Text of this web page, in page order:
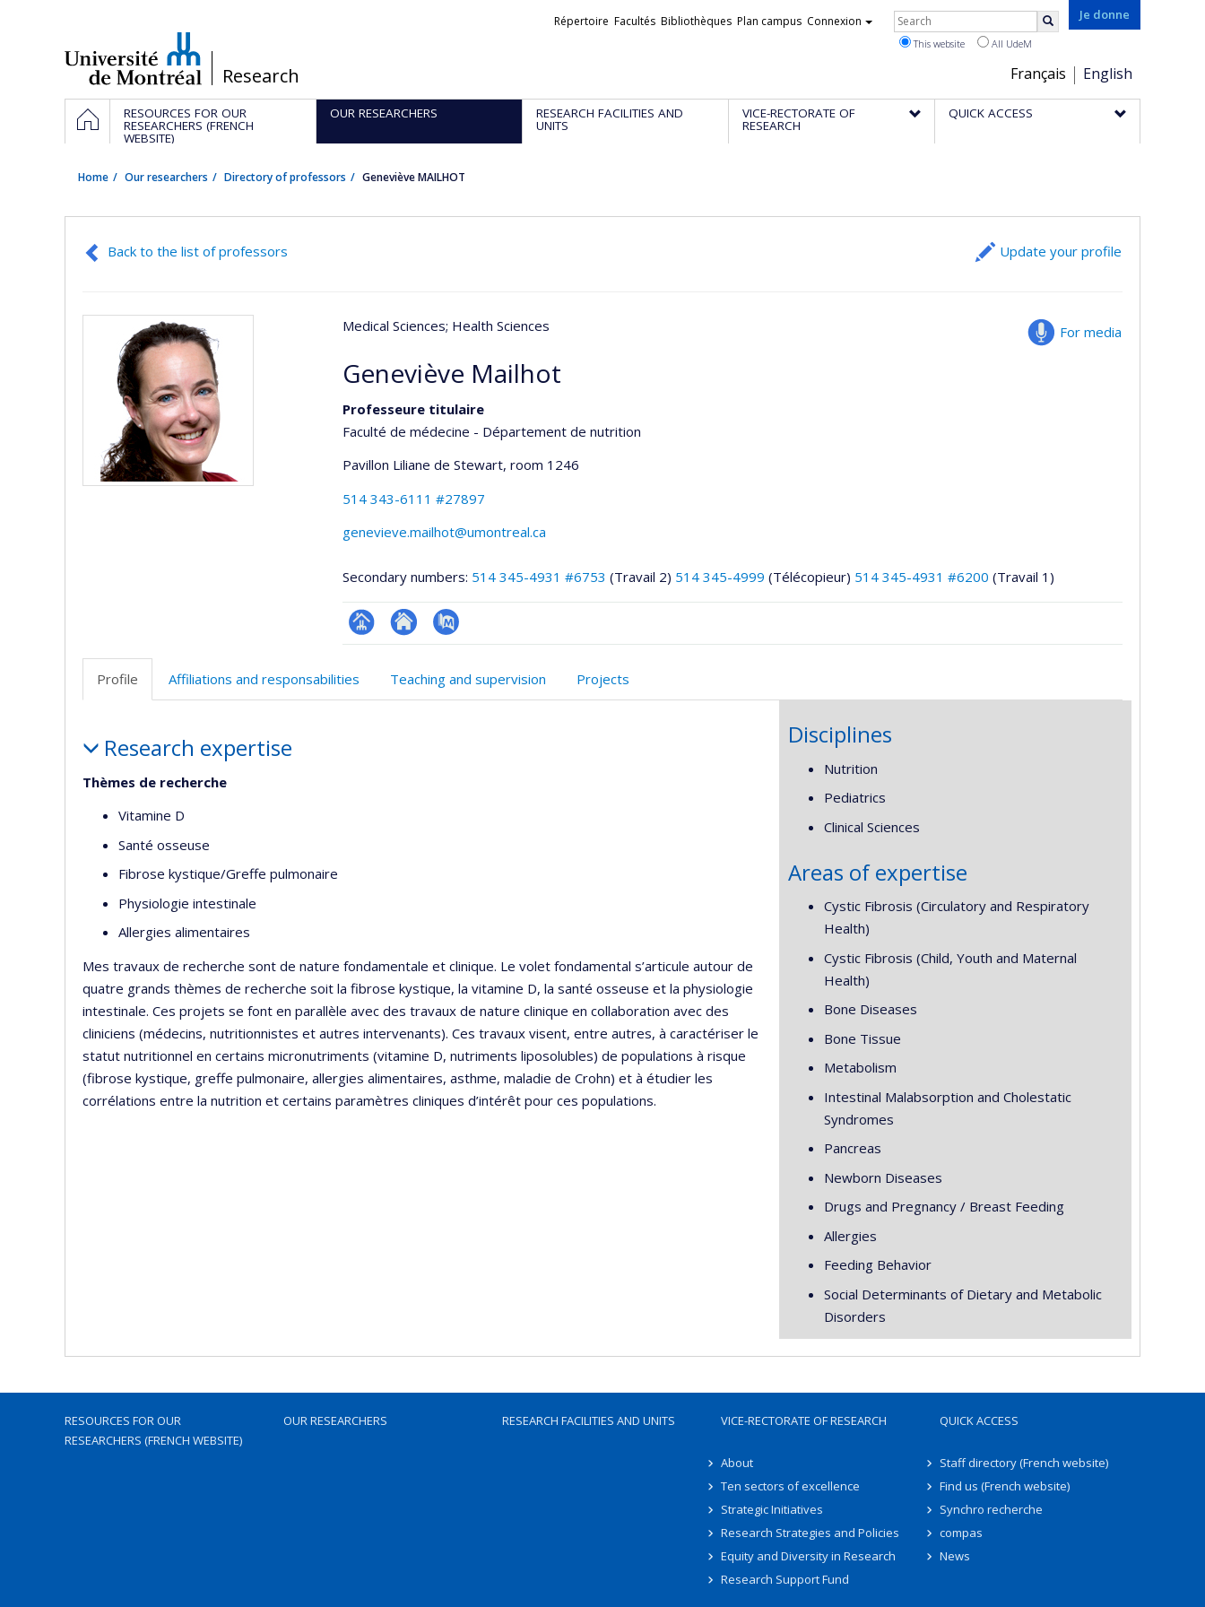
/Research
Je donne
Choix
de
la
Français English
Liens
Répertoire Facultés Bibliothèques Plan campus Connexion Rechercher
This website All UdeM
Navigation
principale
HOMERESOURCES FOR OUR
RESEARCHERS (FRENCH
WEBSITE)
OUR RESEARCHERS RESEARCH FACILITIES AND
UNITS
VICE-RECTORATE OF
RESEARCH
QUICK ACCESS
Home Our researchers Directory of professors Geneviève MAILHOT
Back to the list of professors Update your profile
For media
Medical Sciences; Health Sciences
Geneviève Mailhot
Professeure titulaire
Faculté de médecine - Département de nutrition
Pavillon Liliane de Stewart, room 1246
514 343-6111 #27897
genevieve.mailhot@umontreal.ca
Secondary numbers: 514 345-4931 #6753 (Travail 2) 514 345-4999 (Télécopieur) 514 345-4931 #6200 (Travail 1)
Page
(faculté,département,école)
Site
PubMed
Profile
Affiliations and responsabilities Teaching and supervision Projects
Research expertise
Thèmes de recherche
Vitamine D
Santé osseuse
Fibrose kystique/Greffe pulmonaire
Physiologie intestinale
Allergies alimentaires
Mes travaux de recherche sont de nature fondamentale et clinique. Le volet fondamental s’articule autour de
quatre grands thèmes de recherche soit la fibrose kystique, la vitamine D, la santé osseuse et la physiologie
intestinale. Ces projets se font en parallèle avec des travaux de nature clinique en collaboration avec des
cliniciens (médecins, nutritionnistes et autres intervenants). Ces travaux visent, entre autres, à caractériser le
statut nutritionnel en certains micronutriments (vitamine D, nutriments liposolubles) de populations à risque
(fibrose kystique, greffe pulmonaire, allergies alimentaires, asthme, maladie de Crohn) et à étudier les
corrélations entre la nutrition et certains paramètres cliniques d’intérêt pour ces populations.
Disciplines
Nutrition
Pediatrics
Clinical Sciences
Areas of expertise
Cystic Fibrosis (Circulatory and Respiratory
Health)
Cystic Fibrosis (Child, Youth and Maternal
Health)
Bone Diseases
Bone Tissue
Metabolism
Intestinal Malabsorption and Cholestatic
Syndromes
Pancreas
Newborn Diseases
Drugs and Pregnancy / Breast Feeding
Allergies
Feeding Behavior
Social Determinants of Dietary and Metabolic
Disorders
RESOURCES FOR OUR
RESEARCHERS (FRENCH WEBSITE)
OUR RESEARCHERS RESEARCH FACILITIES AND UNITS VICE-RECTORATE OF RESEARCH
About
Ten sectors of excellence
Strategic Initiatives
Research Strategies and Policies
Equity and Diversity in Research
Research Support Fund
QUICK ACCESS
Staff directory (French website)
Find us (French website)
Synchro recherche
compas
News